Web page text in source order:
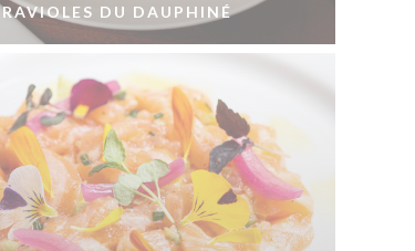
RAVIOLES DU DAUPHINÉ